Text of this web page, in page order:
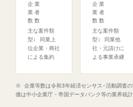
企
業
数
業
者
数
主な案件類
型: 同業上
位企業・商社
による集約
企
業
数
業
者
数
主な案件類
型: 同業他
社・元請けに
よる事業承継
※ 企業等数は令和3年経済センサス‐活動調査の
価は中小企業庁・帝国データバンク等の業界統計